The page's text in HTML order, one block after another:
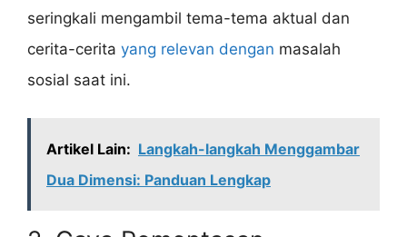
seringkali mengambil tema-tema aktual dan
cerita-cerita yang relevan dengan masalah
sosial saat ini.
Artikel Lain: Langkah-langkah Menggambar
Dua Dimensi: Panduan Lengkap